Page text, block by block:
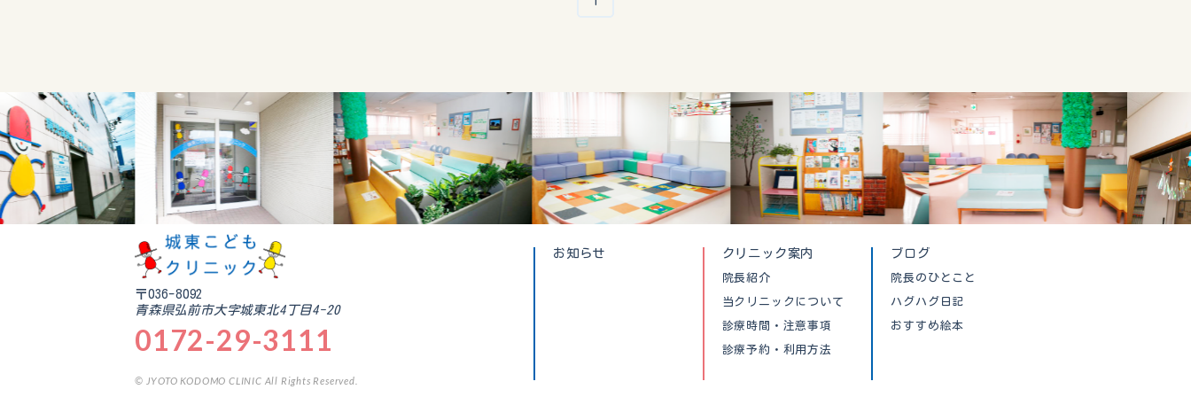
お知らせ クリニック案内
院長紹介
当クリニックについて
診療時間・注意事項
診療予約・利用方法
ブログ
院長のひとこと
ハグハグ日記
おすすめ絵本
〒036-8092
青森県弘前市大字城東北4丁目4-20
0172-29-3111
© JYOTO KODOMO CLINIC All Rights Reserved.